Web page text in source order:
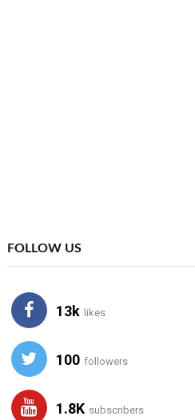
FOLLOW US
13k likes
100 followers
1.8K subscribers